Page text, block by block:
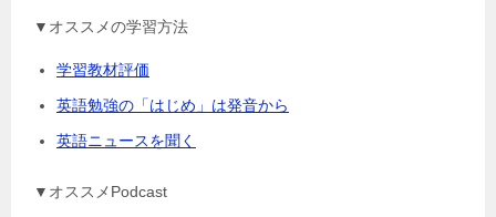
▼オススメの学習方法
学習教材評価
英語勉強の「はじめ」は発音から
英語ニュースを聞く
▼オススメPodcast